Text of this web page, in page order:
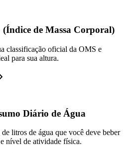
de Massa Corporal)
classificação oficial da OMS e
para sua altura.
Diário de Água
litros de água que você deve beber
nível de atividade física.